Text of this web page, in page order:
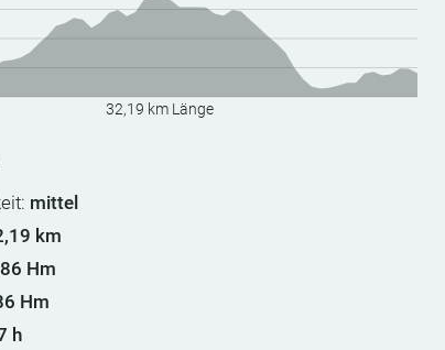
32,19 km Länge
mittel
km
Hm
Hm
h